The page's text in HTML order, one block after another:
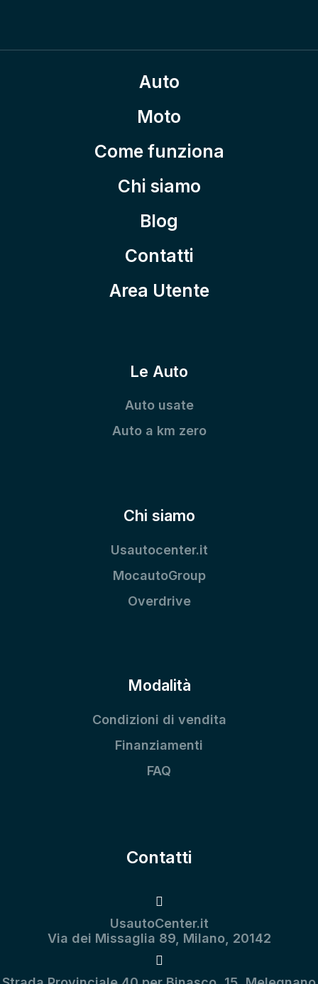
Auto
Moto
Come funziona
Chi siamo
Blog
Contatti
Area Utente
Le Auto
Auto usate
Auto a km zero
Chi siamo
Usautocenter.it
MocautoGroup
Overdrive
Modalità
Condizioni di vendita
Finanziamenti
FAQ
Contatti
UsautoCenter.it
Via dei Missaglia 89, Milano, 20142